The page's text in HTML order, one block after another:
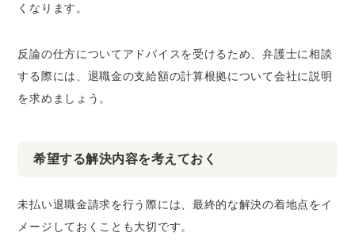
くなります。
反論の仕方についてアドバイスを受けるため、弁護士に相談
する際には、退職金の支給額の計算根拠について会社に説明
を求めましょう。
希望する解決内容を考えておく
未払い退職金請求を行う際には、最終的な解決の着地点をイ
メージしておくことも大切です。